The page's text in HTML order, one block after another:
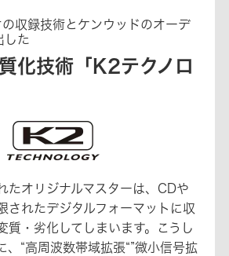
の収録技術とケンウッドのオーデ
した
化技術「K2テクノロ
たオリジナルマスターは、CDや
されたデジタルフォーマットに収
質・劣化してしまいます。こうし
、“高周波数帯域拡張“”微小信号拡